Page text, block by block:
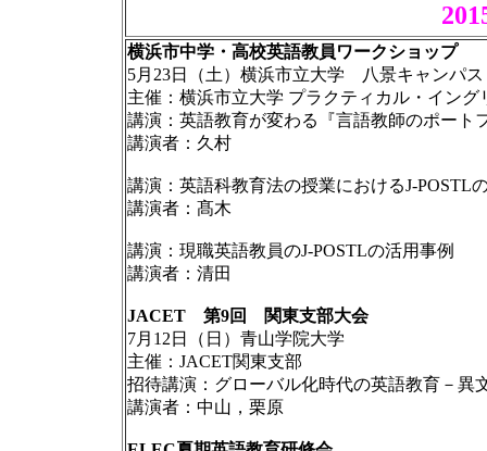
横浜市中学・高校英語教員ワークショップ
5月23日（土）横浜市立大学 八景キャンパス
主催：横浜市立大学 プラクティカル・イング
講演：英語教育が変わる『言語教師のポート
講演者：久村
講演：英語科教育法の授業におけるJ-POSTL
講演者：髙木
講演：現職英語教員のJ-POSTLの活用事例
講演者：清田
JACET 第9回 関東支部大会
7月12日（日）青山学院大学
主催：JACET関東支部
招待講演：グローバル化時代の英語教育－異
講演者：中山，栗原